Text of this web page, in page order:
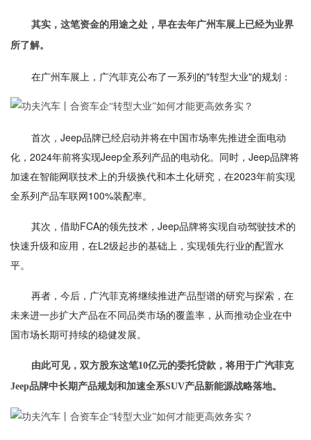
其实，这笔资金的用途之处，早在去年广州车展上已经为业界
所了解。
在广州车展上，广汽菲克公布了一系列的"转型大业"的规划：
首次，Jeep品牌已经启动并将在中国市场率先推进全面电动
化，2024年前将实现Jeep全系列产品的电动化。同时，Jeep品牌将
加速在智能网联技术上的升级换代和本土化研究，在2023年前实现
全系列产品车联网100%装配率。
其次，借助FCA的领先技术，Jeep品牌将实现自动驾驶技术的
快速升级和应用，在L2级起步的基础上，实现领先行业的配置水
平。
再者，今后，广汽菲克将继续推进产品型谱的研究与探索，在
未来进一步扩大产品在不同品类市场的覆盖率，从而推动企业在中
国市场长期可持续的稳健发展。
由此可见，双方股东这笔10亿元的委托贷款，将用于广汽菲克
Jeep品牌中长期产品规划和加速全系SUV产品新能源战略落地。